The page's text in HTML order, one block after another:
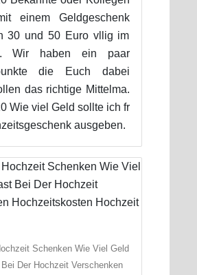
einem Geldgeschenk
30 und 50 Euro vllig im
Wir haben ein paar
die Euch dabei
das richtige Mittelma.
Wie viel Geld sollte ich fr
ausgeben.
Schenken Wie Viel Geld
Der Hochzeit Verschenken